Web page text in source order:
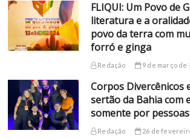
FLIQUI: Um Povo de
literatura e a
povo da terra com
forró e ginga
Redação 9 de março de
Corpos Divercênicos
sertão da Bahia com
somente por
Redação 26 de